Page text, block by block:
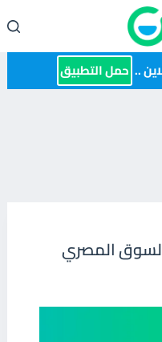
.. حمل التطبيق
المصري